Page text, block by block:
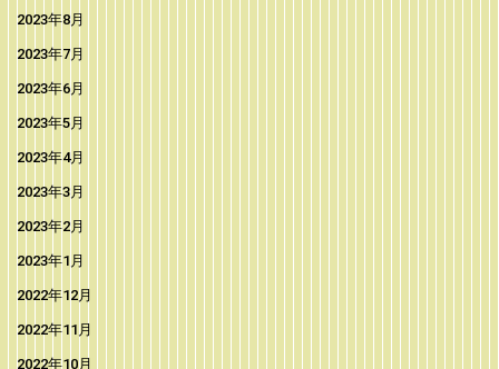
2023年8月
2023年7月
2023年6月
2023年5月
2023年4月
2023年3月
2023年2月
2023年1月
2022年12月
2022年11月
2022年10月